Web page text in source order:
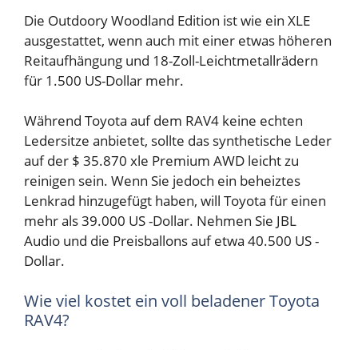
Die Outdoory Woodland Edition ist wie ein XLE
ausgestattet, wenn auch mit einer etwas höheren
Reitaufhängung und 18-Zoll-Leichtmetallrädern
für 1.500 US-Dollar mehr.
Während Toyota auf dem RAV4 keine echten
Ledersitze anbietet, sollte das synthetische Leder
auf der $ 35.870 xle Premium AWD leicht zu
reinigen sein. Wenn Sie jedoch ein beheiztes
Lenkrad hinzugefügt haben, will Toyota für einen
mehr als 39.000 US -Dollar. Nehmen Sie JBL
Audio und die Preisballons auf etwa 40.500 US -
Dollar.
Wie viel kostet ein voll beladener Toyota
RAV4?